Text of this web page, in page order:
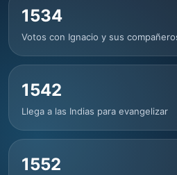
1534
Votos con Ignacio y sus
1542
Llega a las Indias para evangelizar
1552